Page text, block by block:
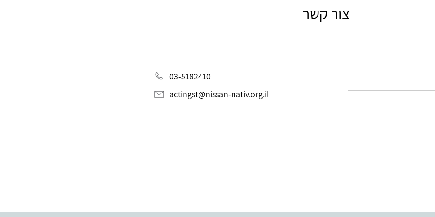
צור קשר
03-5182410
actingst@nissan-nativ.org.il